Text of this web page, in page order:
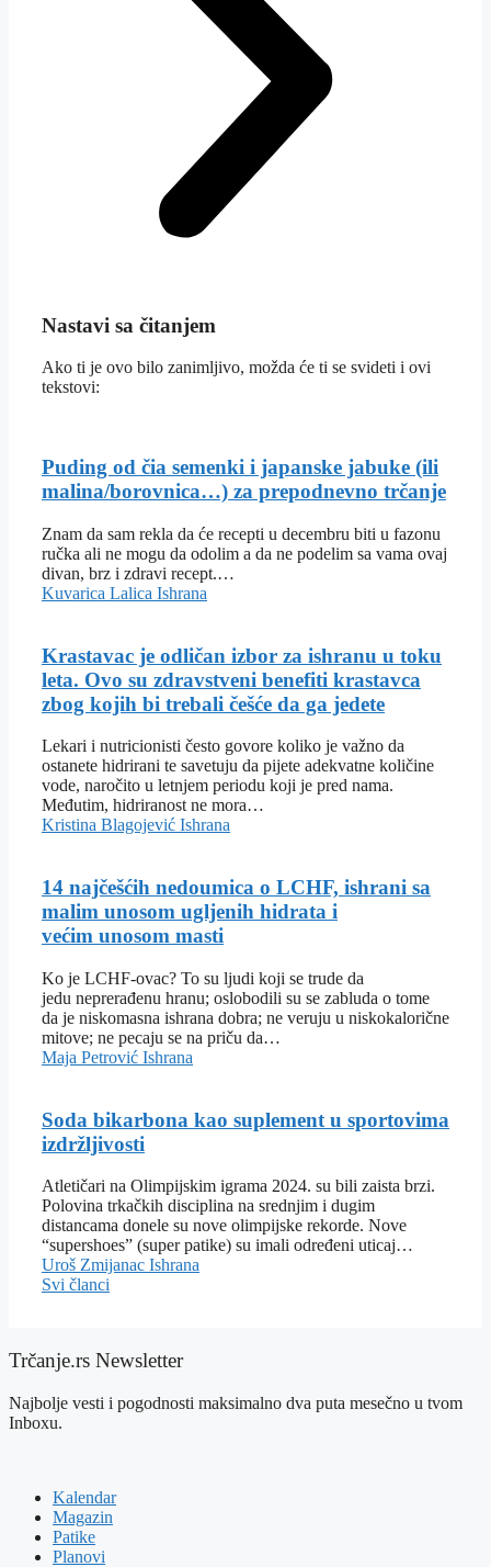
Nastavi sa čitanjem
Ako ti je ovo bilo zanimljivo, možda će ti se svideti i ovi
tekstovi:
Puding od čia semenki i japanske jabuke (ili
malina/borovnica…) za prepodnevno trčanje
Znam da sam rekla da će recepti u decembru biti u fazonu
ručka ali ne mogu da odolim a da ne podelim sa vama ovaj
divan, brz i zdravi recept.…
Kuvarica Lalica Ishrana
Krastavac je odličan izbor za ishranu u toku
leta. Ovo su zdravstveni benefiti krastavca
zbog kojih bi trebali češće da ga jedete
Lekari i nutricionisti često govore koliko je važno da
ostanete hidrirani te savetuju da pijete adekvatne količine
vode, naročito u letnjem periodu koji je pred nama.
Međutim, hidriranost ne mora…
Kristina Blagojević Ishrana
14 najčešćih nedoumica o LCHF, ishrani sa
malim unosom ugljenih hidrata i
većim unosom masti
Ko je LCHF-ovac? To su ljudi koji se trude da
jedu neprerađenu hranu; oslobodili su se zabluda o tome
da je niskomasna ishrana dobra; ne veruju u niskokalorične
mitove; ne pecaju se na priču da…
Maja Petrović Ishrana
Soda bikarbona kao suplement u sportovima
izdržljivosti
Atletičari na Olimpijskim igrama 2024. su bili zaista brzi.
Polovina trkačkih disciplina na srednjim i dugim
distancama donele su nove olimpijske rekorde. Nove
“supershoes” (super patike) su imali određeni uticaj…
Uroš Zmijanac Ishrana
Svi članci
Trčanje.rs Newsletter
Najbolje vesti i pogodnosti maksimalno dva puta mesečno u tvom
Inboxu.
Kalendar
Magazin
Patike
Planovi